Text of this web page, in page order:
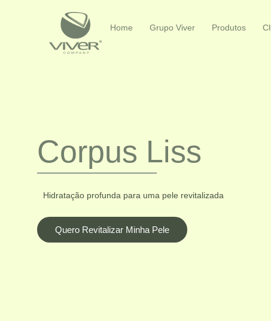
Home Grupo Viver Produtos
Corpus Liss
Hidratação profunda para uma pele revitalizada
Quero Revitalizar Minha Pele